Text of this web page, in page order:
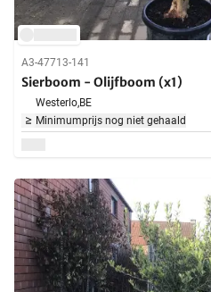
A3-47713-141
Sierboom - Olijfboom (x1)
Westerlo,BE
Minimumprijs nog niet gehaald